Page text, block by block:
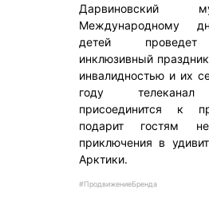
Дарвиновский
Международному
детей
инклюзивный
инвалидностью и их
году
присоединится к
подарит гостям
приключения в
Арктики.
#ПродвижениеБренда